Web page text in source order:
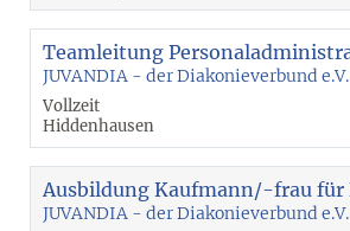
JUVANDIA - der Diakonieverbund e.V.
Vollzeit
Hiddenhausen
JUVANDIA - der Diakonieverbund e.V.